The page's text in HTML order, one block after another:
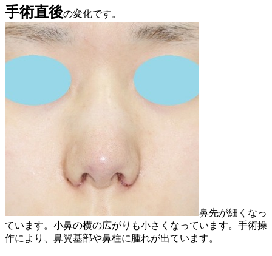
手術直後の変化です。
鼻先が細くなっ
ています。小鼻の横の広がりも小さくなっています。手術操
作により、鼻翼基部や鼻柱に腫れが出ています。